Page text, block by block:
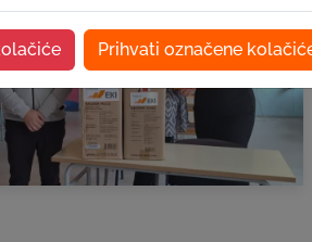
Prihvati označene